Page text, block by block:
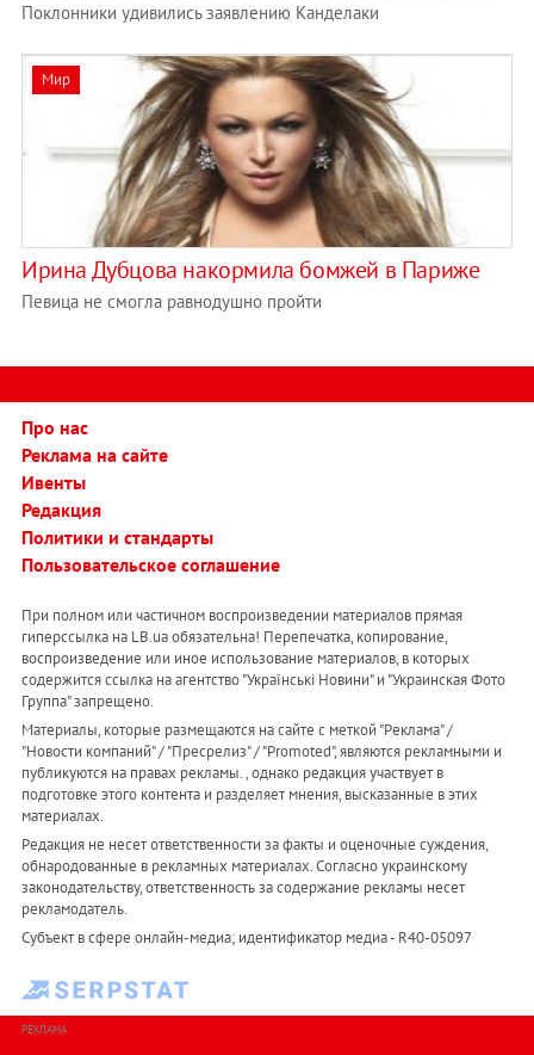
Поклонники удивились заявлению Канделаки
Мир
Ирина Дубцова накормила бомжей в Париже
Певица не смогла равнодушно пройти
Про нас
Реклама на сайте
Ивенты
Редакция
Политики и стандарты
Пользовательское соглашение
При полном или частичном воспроизведении материалов прямая
гиперссылка на LB.ua обязательна! Перепечатка, копирование,
воспроизведение или иное использование материалов, в которых
содержится ссылка на агентство "Українськi Новини" и "Украинская Фото
Группа" запрещено.
Материалы, которые размещаются на сайте с меткой "Реклама" /
"Новости компаний" / "Пресрелиз" / "Promoted", являются рекламными и
публикуются на правах рекламы. , однако редакция участвует в
подготовке этого контента и разделяет мнения, высказанные в этих
материалах.
Редакция не несет ответственности за факты и оценочные суждения,
обнародованные в рекламных материалах. Согласно украинскому
законодательству, ответственность за содержание рекламы несет
рекламодатель.
Субъект в сфере онлайн-медиа; идентификатор медиа - R40-05097
РЕКЛАМА